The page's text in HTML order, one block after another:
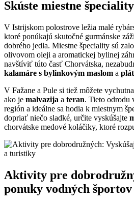
Skúste miestne špeciality
V Istrijskom polostrove ležia malé
ktoré ponúkajú skutočné gurmánske
dobrého jedla. Miestne špeciality sú
olivovom oleji a aromatickej bylinej
navštíviť túto časť Chorvátska,
kalamáre s bylinkovým maslom a
V Fažane a Pule si tiež môžete
ako je malvazija a teran. Tieto odrodu
región a ideálne sa hodia k miestnym
dopriať niečo sladké, určite vyskúšajte
chorvátske medové koláčiky, ktoré
Aktivity pre
ponuky vodných